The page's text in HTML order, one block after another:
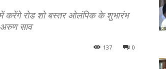
में करेंगे रोड शो बस्तर ओलंपिक के शुभारंभ
अरुण साव
0
137